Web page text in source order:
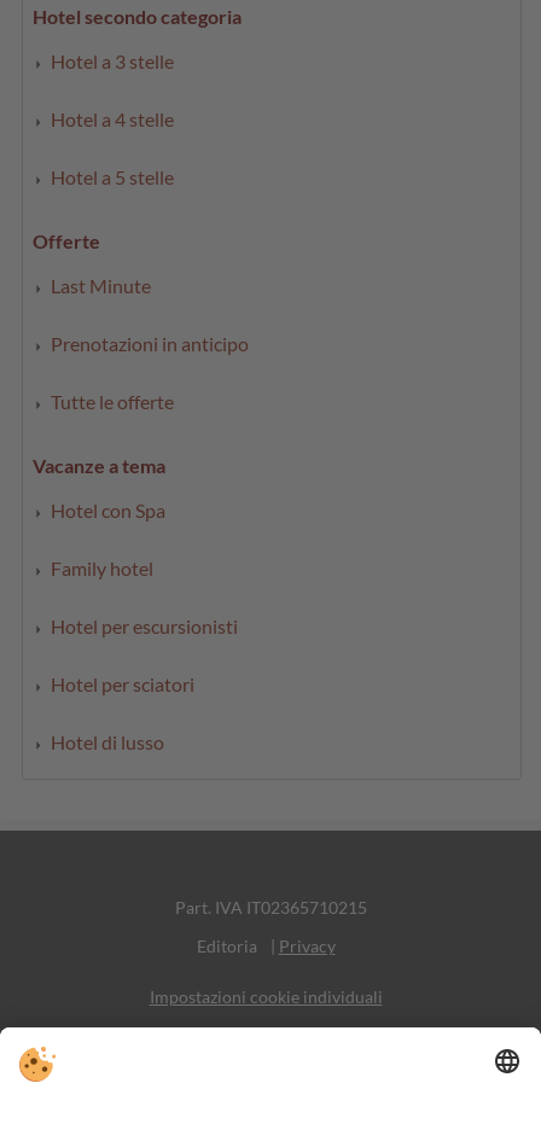
Hotel secondo categoria
Hotel a 3 stelle
Hotel a 4 stelle
Hotel a 5 stelle
Offerte
Last Minute
Prenotazioni in anticipo
Tutte le offerte
Vacanze a tema
Hotel con Spa
Family hotel
Hotel per escursionisti
Hotel per sciatori
Hotel di lusso
Part. IVA IT02365710215
Editoria
| Privacy
Impostazioni cookie individuali